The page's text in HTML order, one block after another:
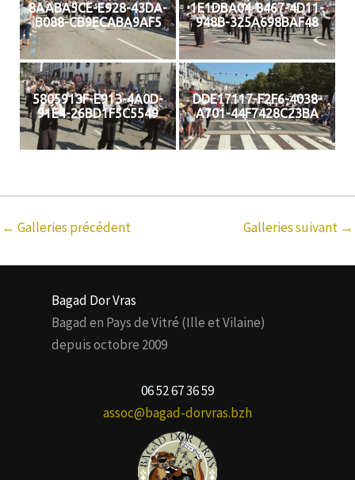
8AABA5CE-E928-43DA-
B088-CB9ECABA9AF5
1E1DBA04-8467-4D11-
948B-325A698BAF48
5805913F-E913-4A0D-
91E4-26BD1F5C5549
DDE17117-F2F6-4038-
A701-44F7428C23BA
← Galleries précédent Galleries suivant →
Bagad Dor Vras
Bagad en Pays de Vitré (Ille et Vilaine)
depuis octobre 2009
06 52 67 36 59
assoc@bagad-dorvras.bzh